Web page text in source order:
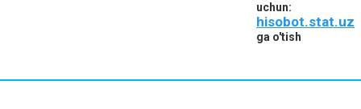
uchun:
hisobot.stat.uz
ga o'tish